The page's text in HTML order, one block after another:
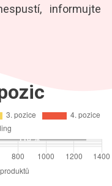
informujte